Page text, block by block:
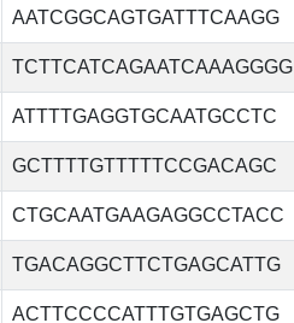
AATCGGCAGTGATTTCAAGG
TCTTCATCAGAATCAAAGGGG
ATTTTGAGGTGCAATGCCTC
GCTTTTGTTTTTCCGACAGC
CTGCAATGAAGAGGCCTACC
TGACAGGCTTCTGAGCATTG
ACTTCCCCATTTGTGAGCTG